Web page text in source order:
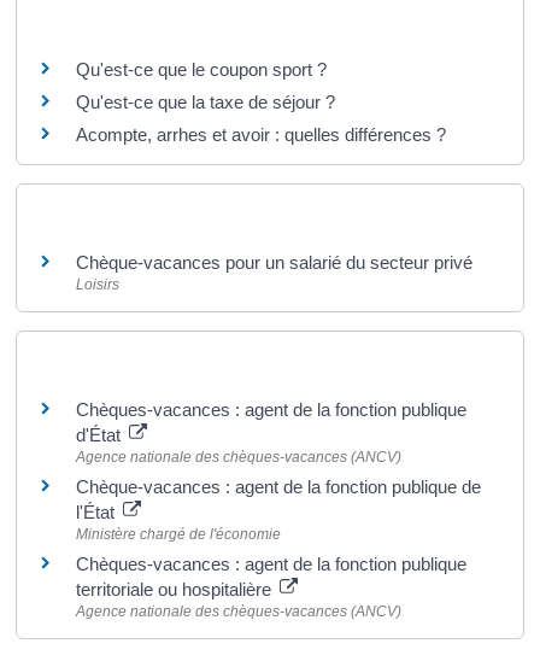
Qu'est-ce que le coupon sport ?
Qu'est-ce que la taxe de séjour ?
Acompte, arrhes et avoir : quelles différences ?
Chèque-vacances pour un salarié du secteur privé
Loisirs
Chèques-vacances : agent de la fonction publique
d'État
Agence nationale des chèques-vacances (ANCV)
Chèque-vacances : agent de la fonction publique de
l'État
Ministère chargé de l'économie
Chèques-vacances : agent de la fonction publique
territoriale ou hospitalière
Agence nationale des chèques-vacances (ANCV)